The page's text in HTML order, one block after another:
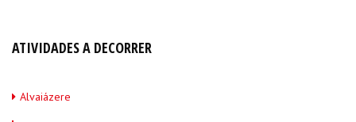
ATIVIDADES A DECORRER
Alvaiázere